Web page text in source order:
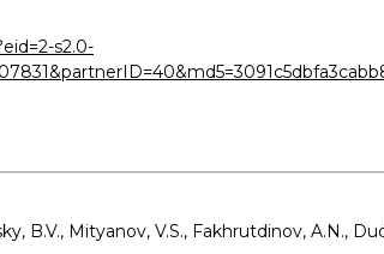
s2.0-
B.V., Mityanov, V.S., Fakhrutdinov, A.N.,